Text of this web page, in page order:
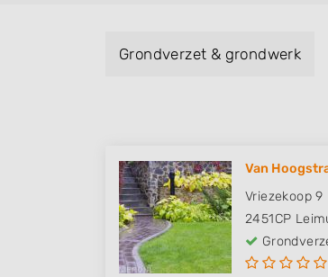
Grondverzet & grondwerk
Van
Vriezekoop 9
2451CP